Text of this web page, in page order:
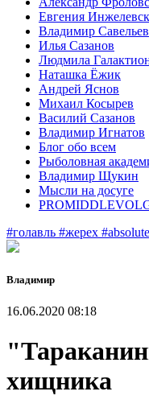
Евгения
Владимир Савельев
Илья Сазанов
Людмила
Наташка Ёжик
Андрей Яснов
Михаил Косырев
Василий Сазанов
Владимир Игнатов
Блог обо всем
Рыболовная
Владимир Щукин
Мысли на досуге
#голавль #жерех
Владимир
16.06.2020 08:18
хищника